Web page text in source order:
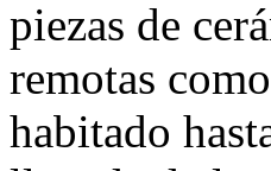
piezas de
remotas
habitado